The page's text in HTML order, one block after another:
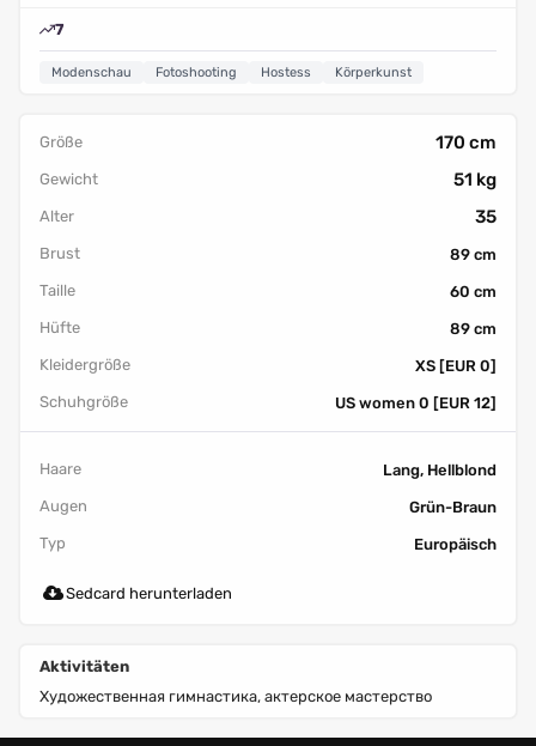
7
Modenschau Fotoshooting Hostess Körperkunst
Größe 170 cm
Gewicht 51 kg
Alter 35
Brust
89 cm
Taille
60 cm
Hüfte
89 cm
Kleidergröße
XS [EUR 0]
Schuhgröße
US women 0 [EUR 12]
Haare
Lang, Hellblond
Augen
Grün-Braun
Typ
Europäisch
Sedcard herunterladen
Aktivitäten
Художественная гимнастика, актерское мастерство